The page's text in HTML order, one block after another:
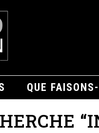
QUE